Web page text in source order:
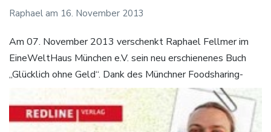
Raphael am 16. November 2013
Am 07. November 2013 verschenkt Raphael Fellmer im
EineWeltHaus München e.V. sein neu erschienenes Buch
„Glücklich ohne Geld“. Dank des Münchner Foodsharing-